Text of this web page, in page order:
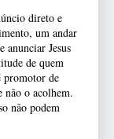
direto e
um andar
anunciar Jesus
de quem
promotor de
não o acolhem.
não podem